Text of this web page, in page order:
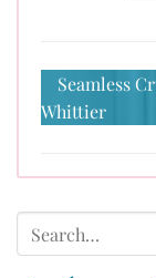
Seamless
Whittier